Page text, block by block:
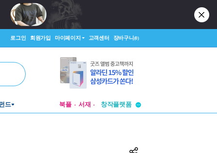
로그인 회원가입 마이페이지 고객센터 장바구니(0)
드 북플 서재
창작플랫폼